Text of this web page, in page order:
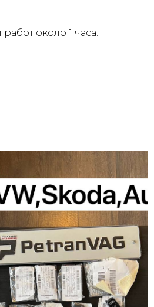
около 1 часа.